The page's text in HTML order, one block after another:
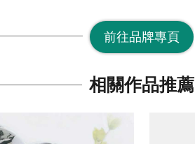
前往品牌專頁
相關作品推薦